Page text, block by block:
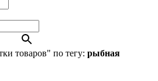
товаров" по тегу: рыбная